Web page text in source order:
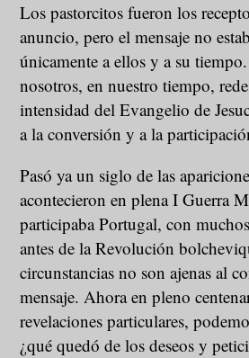
Los pastorcitos fueron los
anuncio, pero el mensaje no
únicamente a ellos y a su
nosotros, en nuestro tiempo,
intensidad del Evangelio de
a la conversión y a la
Pasó ya un siglo de las
acontecieron en plena I Guerra
participaba Portugal, con
antes de la Revolución
circunstancias no son ajenas al
mensaje. Ahora en pleno
revelaciones particulares,
¿qué quedó de los deseos y